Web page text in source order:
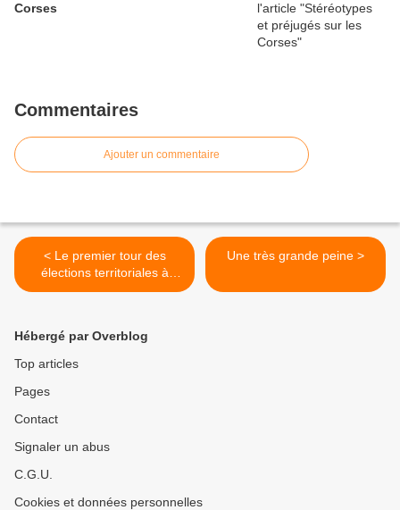
Corses
Commentaires
Ajouter un commentaire
< Le premier tour des
élections territoriales à
Poggiolo
Une très grande peine >
Hébergé par Overblog
Top articles
Pages
Contact
Signaler un abus
C.G.U.
Cookies et données personnelles